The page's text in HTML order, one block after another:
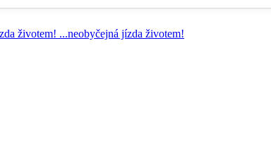
životem! ...neobyčejná jízda životem!